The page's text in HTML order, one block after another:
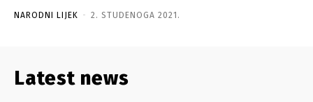
NARODNI LIJEK - 2. STUDENOGA 2021.
Latest news